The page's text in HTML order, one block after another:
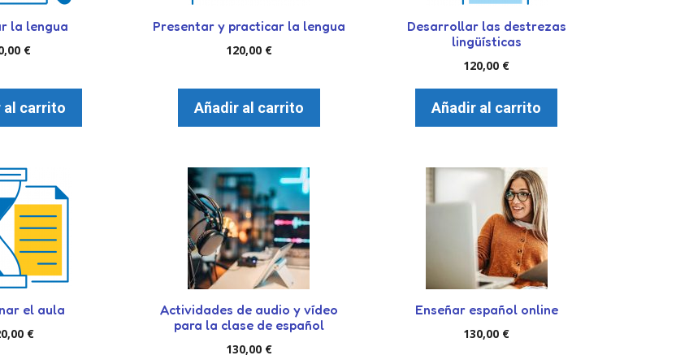
la lengua
€
al carrito
Presentar y practicar la lengua
120,00 €
Añadir al carrito
Desarrollar las destrezas
lingüísticas
120,00 €
Añadir al carrito
el aula
€
Actividades de audio y vídeo
para la clase de español
130,00 €
Enseñar español online
130,00 €
opciones